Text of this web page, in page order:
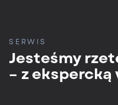
SERWIS
Jesteśmy
– z ekspercką